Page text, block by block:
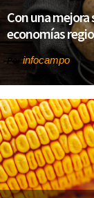
Con una mejora
economías
Porinfocampo